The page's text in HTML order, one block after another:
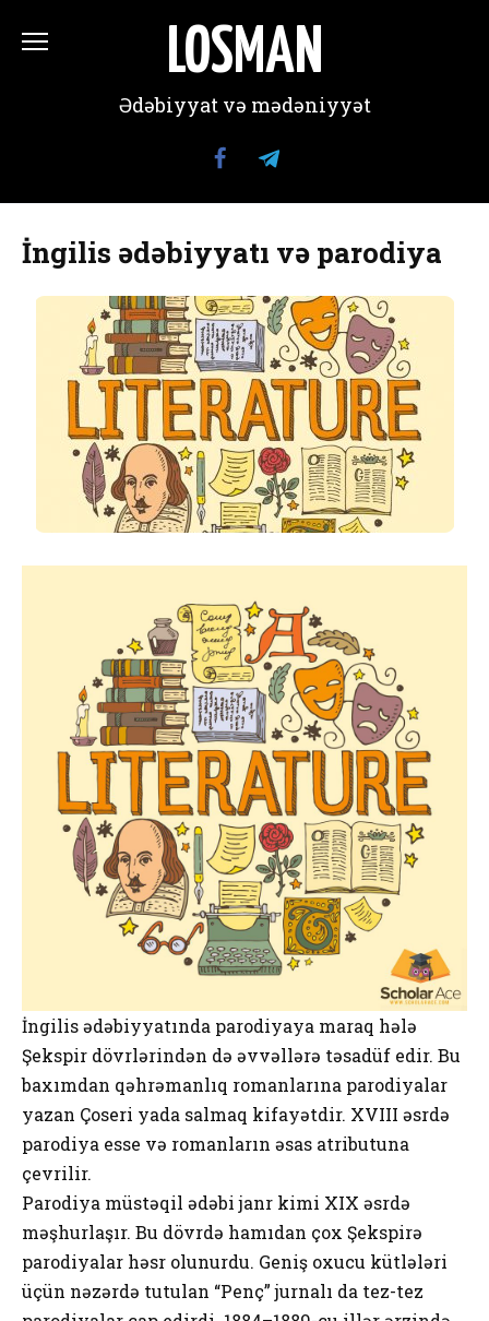
содержанию LOSMAN
Ədəbiyyat və mədəniyyət
İngilis ədəbiyyatı və parodiya
İngilis ədəbiyyatında parodiyaya maraq hələ
Şekspir dövrlərindən də əvvəllərə təsadüf edir. Bu
baxımdan qəhrəmanlıq romanlarına parodiyalar
yazan Çoseri yada salmaq kifayətdir. XVIII əsrdə
parodiya esse və romanların əsas atributuna
çevrilir.
Parodiya müstəqil ədəbi janr kimi XIX əsrdə
məşhurlaşır. Bu dövrdə hamıdan çox Şekspirə
parodiyalar həsr olunurdu. Geniş oxucu kütlələri
üçün nəzərdə tutulan “Penç” jurnalı da tez-tez